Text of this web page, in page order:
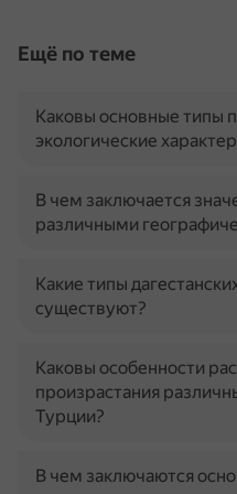
Ещё по теме
Каковы основные типы
экологические
В чем заключается
различными
Какие типы
существуют?
Каковы особенности
произрастания
Турции?
В чем заключаются